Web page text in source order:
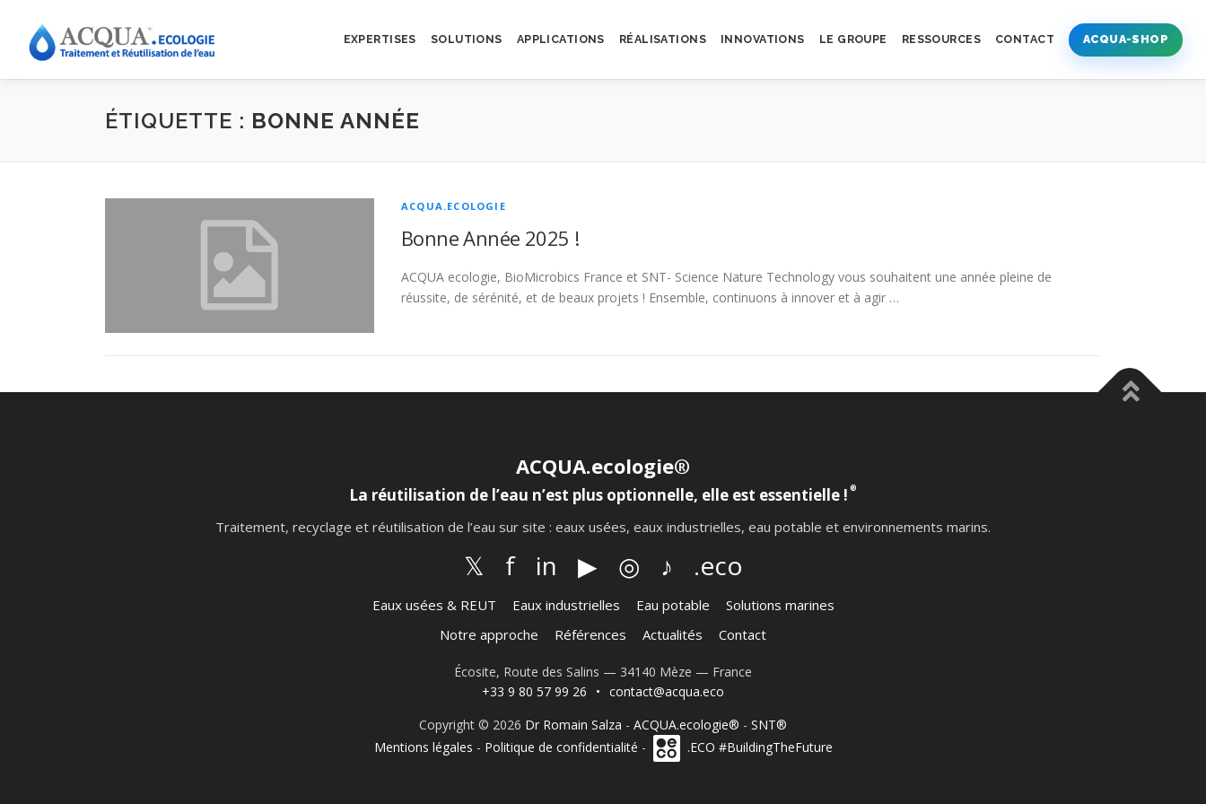
EXPERTISES SOLUTIONS APPLICATIONS RÉALISATIONS INNOVATIONS LE GROUPE RESSOURCES CONTACT ACQUA-SHOP
ÉTIQUETTE : BONNE ANNÉE
ACQUA.ECOLOGIE
Bonne Année 2025 !
ACQUA ecologie, BioMicrobics France et SNT- Science Nature Technology vous souhaitent une année pleine de
réussite, de sérénité, et de beaux projets ! Ensemble, continuons à innover et à agir …
ACQUA.ecologie®
La réutilisation de l’eau n’est plus optionnelle, elle est essentielle ! ®
Traitement, recyclage et réutilisation de l’eau sur site : eaux usées, eaux industrielles, eau potable et environnements marins.
𝕏 f in ▶ ◎ ♪ .eco
Eaux usées & REUT Eaux industrielles Eau potable
Solutions marines
Notre approche
Références Actualités Contact
Écosite, Route des Salins — 34140 Mèze — France
+33 9 80 57 99 26
• contact@acqua.eco
Copyright © 2026 Dr Romain Salza - ACQUA.ecologie® - SNT®
Mentions légales - Politique de confidentialité - .ECO #BuildingTheFuture